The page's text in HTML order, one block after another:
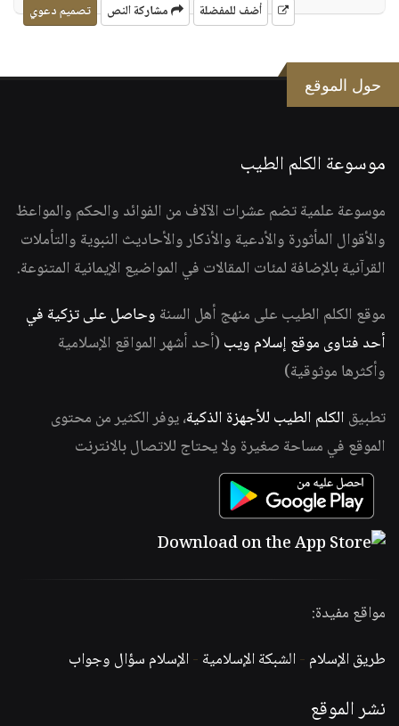
أضف للمفضلة مشاركة النص تصميم دعوي
حول الموقع
موسوعة الكلم الطيب
موسوعة علمية تضم عشرات الآلاف من الفوائد والحكم والمواعظ
والأقوال المأثورة والأدعية والأذكار والأحاديث النبوية والتأملات
القرآنية بالإضافة لمئات المقالات في المواضيع الإيمانية المتنوعة.
موقع الكلم الطيب على منهج أهل السنة وحاصل على تزكية في
أحد فتاوى موقع إسلام ويب (أحد أشهر المواقع الإسلامية
وأكثرها موثوقية)
تطبيق الكلم الطيب للأجهزة الذكية، يوفر الكثير من محتوى
الموقع في مساحة صغيرة ولا يحتاج للاتصال بالانترنت
مواقع مفيدة:
طريق الإسلام -الشبكة الإسلامية -الإسلام سؤال وجواب
نشر الموقع